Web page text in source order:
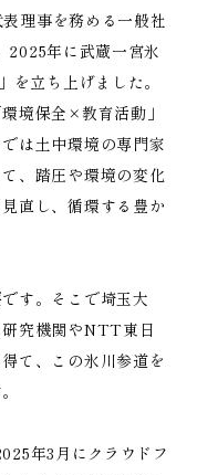
理事を務める一般社
2025年に武蔵一宮氷
を立ち上げました。
境保全×教育活動」
は土中環境の専門家
、踏圧や環境の変化
直し、循環する豊か
す。そこで埼玉大
究機関やNTT東日
て、この氷川参道を
年3月にクラウドフ